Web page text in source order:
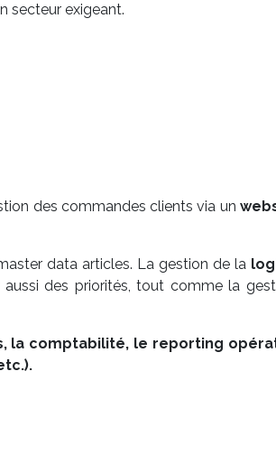
secteur exigeant.
des commandes clients via un
data articles. La gestion de la
des priorités, tout comme la
la comptabilité, le reporting